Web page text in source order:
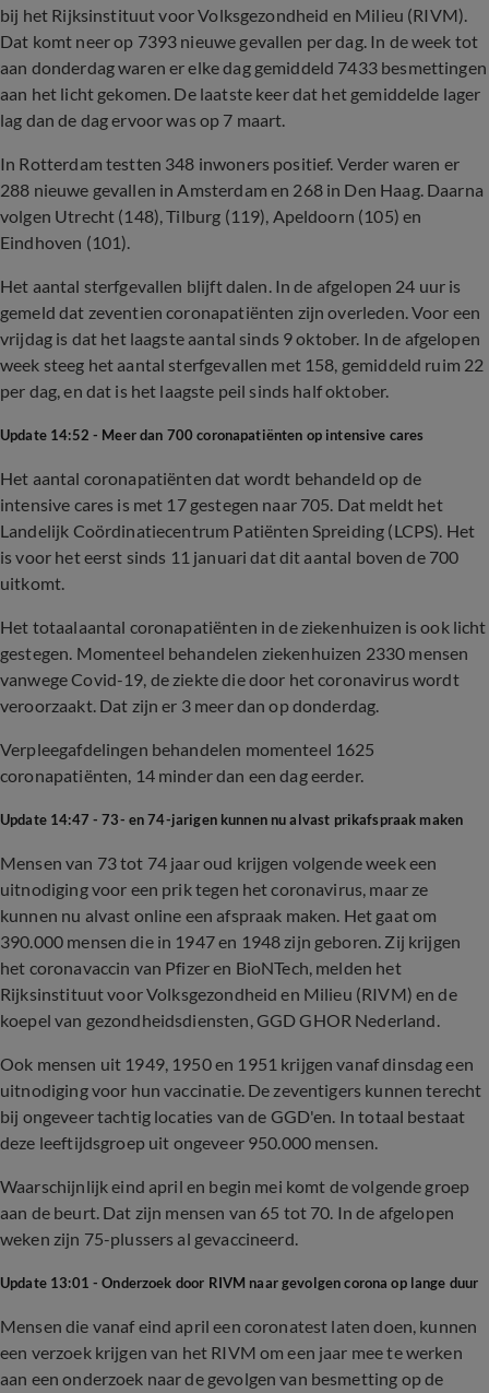
bij het Rijksinstituut voor Volksgezondheid en Milieu (RIVM).
Dat komt neer op 7393 nieuwe gevallen per dag. In de week tot
aan donderdag waren er elke dag gemiddeld 7433 besmettingen
aan het licht gekomen. De laatste keer dat het gemiddelde lager
lag dan de dag ervoor was op 7 maart.
In Rotterdam testten 348 inwoners positief. Verder waren er
288 nieuwe gevallen in Amsterdam en 268 in Den Haag. Daarna
volgen Utrecht (148), Tilburg (119), Apeldoorn (105) en
Eindhoven (101).
Het aantal sterfgevallen blijft dalen. In de afgelopen 24 uur is
gemeld dat zeventien coronapatiënten zijn overleden. Voor een
vrijdag is dat het laagste aantal sinds 9 oktober. In de afgelopen
week steeg het aantal sterfgevallen met 158, gemiddeld ruim 22
per dag, en dat is het laagste peil sinds half oktober.
Update 14:52 - Meer dan 700 coronapatiënten op intensive cares
Het aantal coronapatiënten dat wordt behandeld op de
intensive cares is met 17 gestegen naar 705. Dat meldt het
Landelijk Coördinatiecentrum Patiënten Spreiding (LCPS). Het
is voor het eerst sinds 11 januari dat dit aantal boven de 700
uitkomt.
Het totaalaantal coronapatiënten in de ziekenhuizen is ook licht
gestegen. Momenteel behandelen ziekenhuizen 2330 mensen
vanwege Covid-19, de ziekte die door het coronavirus wordt
veroorzaakt. Dat zijn er 3 meer dan op donderdag.
Verpleegafdelingen behandelen momenteel 1625
coronapatiënten, 14 minder dan een dag eerder.
Update 14:47 - 73- en 74-jarigen kunnen nu alvast prikafspraak maken
Mensen van 73 tot 74 jaar oud krijgen volgende week een
uitnodiging voor een prik tegen het coronavirus, maar ze
kunnen nu alvast online een afspraak maken. Het gaat om
390.000 mensen die in 1947 en 1948 zijn geboren. Zij krijgen
het coronavaccin van Pfizer en BioNTech, melden het
Rijksinstituut voor Volksgezondheid en Milieu (RIVM) en de
koepel van gezondheidsdiensten, GGD GHOR Nederland.
Ook mensen uit 1949, 1950 en 1951 krijgen vanaf dinsdag een
uitnodiging voor hun vaccinatie. De zeventigers kunnen terecht
bij ongeveer tachtig locaties van de GGD'en. In totaal bestaat
deze leeftijdsgroep uit ongeveer 950.000 mensen.
Waarschijnlijk eind april en begin mei komt de volgende groep
aan de beurt. Dat zijn mensen van 65 tot 70. In de afgelopen
weken zijn 75-plussers al gevaccineerd.
Update 13:01 - Onderzoek door RIVM naar gevolgen corona op lange duur
Mensen die vanaf eind april een coronatest laten doen, kunnen
een verzoek krijgen van het RIVM om een jaar mee te werken
aan een onderzoek naar de gevolgen van besmetting op de